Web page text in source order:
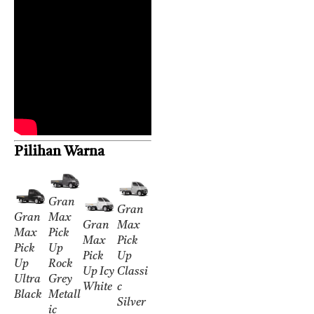
Pilihan Warna
Gran
Max
Pick
Up
Ultra
Black
Gran
Max
Pick
Up
Rock
Grey
Metall
ic
Gran
Max
Pick
Up Icy
White
Gran
Max
Pick
Up
Classi
c
Silver